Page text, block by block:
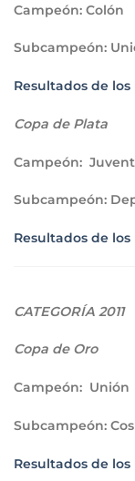
Campeón: Colón
Subcampeón:
Resultados de los
Copa de Plata
Campeón:
Subcampeón:
Resultados de los
CATEGORÍA 2011
Copa de Oro
Campeón: Unión
Subcampeón:
Resultados de los